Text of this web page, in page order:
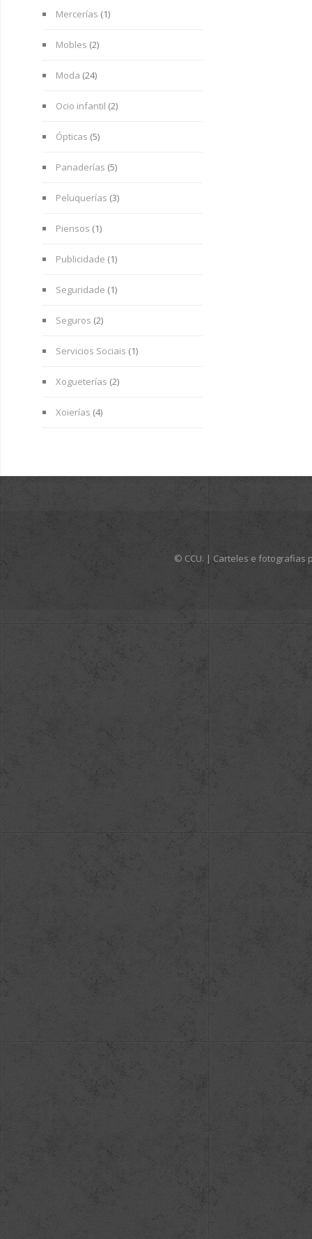
Mercerías (1)
Mobles (2)
Moda (24)
Ocio infantil (2)
Ópticas (5)
Panaderías (5)
Peluquerías (3)
Piensos (1)
Publicidade (1)
Seguridade (1)
Seguros (2)
Servicios Sociais (1)
Xogueterías (2)
Xoierías (4)
© CCU. | Carteles e fotografias